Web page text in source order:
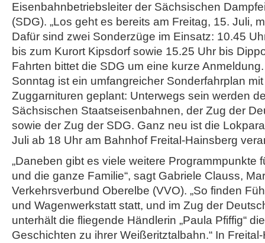
Eisenbahnbetriebsleiter der Sächsischen
(SDG). „Los geht es bereits am Freitag, 15. Juli,
Dafür sind zwei Sonderzüge im Einsatz: 10.45
bis zum Kurort Kipsdorf sowie 15.25 Uhr bis
Fahrten bittet die SDG um eine kurze
Sonntag ist ein umfangreicher Sonderfahrplan
Zuggarnituren geplant: Unterwegs sein werden
Sächsischen Staatseisenbahnen, der Zug der
sowie der Zug der SDG. Ganz neu ist die
Juli ab 18 Uhr am Bahnhof Freital-Hainsberg
„Daneben gibt es viele weitere Programmpunkte
und die ganze Familie“, sagt Gabriele Clauss,
Verkehrsverbund Oberelbe (VVO). „So finden
und Wagenwerkstatt statt, und im Zug der
unterhält die fliegende Händlerin „Paula Pfiffig“
Geschichten zu ihrer Weißeritztalbahn.“ In